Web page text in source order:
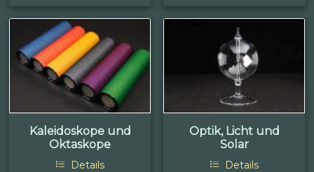
Kaleidoskope und
Oktaskope
Details
Optik, Licht und
Solar
Details